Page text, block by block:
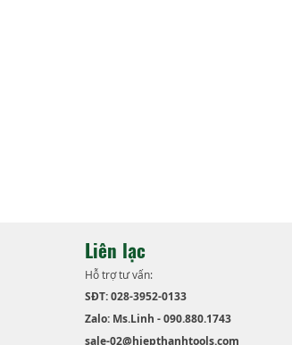
Liên lạc
Hỗ trợ tư vấn:
SĐT: 028-3952-0133
Zalo: Ms.Linh - 090.880.1743
sale-02@hiepthanhtools.com